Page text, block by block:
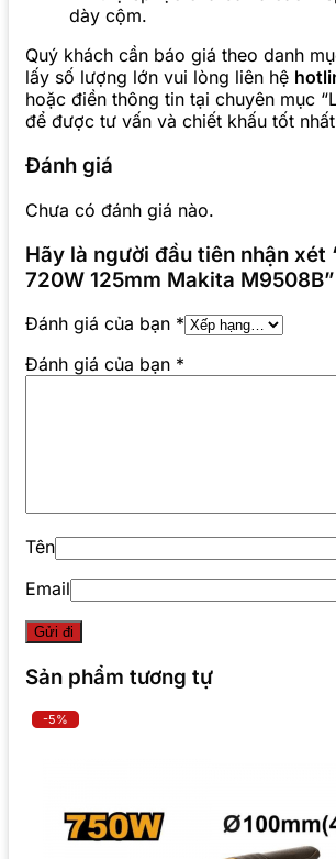
dày cộm.
Quý khách cần báo giá theo danh
lấy số lượng lớn vui lòng liên hệ
hoặc điền thông tin tại chuyên mục
để được tư vấn và chiết khấu tốt
Đánh giá
Chưa có đánh giá nào.
Hãy là người đầu tiên nhận xét
720W 125mm Makita M9508B”
Đánh giá của bạn *
Đánh giá của bạn *
Tên
Email
Sản phẩm tương tự
-5%